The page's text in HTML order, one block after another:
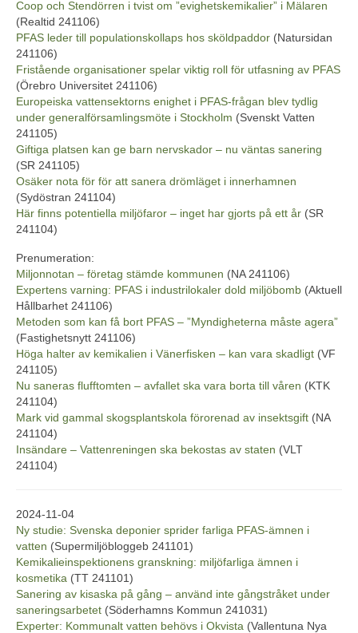
Coop och Stendörren i tvist om ”evighetskemikalier” i Mälaren
(Realtid 241106)
PFAS leder till populationskollaps hos sköldpaddor (Natursidan
241106)
Fristående organisationer spelar viktig roll för utfasning av PFAS
(Örebro Universitet 241106)
Europeiska vattensektorns enighet i PFAS-frågan blev tydlig
under generalförsamlingsmöte i Stockholm (Svenskt Vatten
241105)
Giftiga platsen kan ge barn nervskador – nu väntas sanering
(SR 241105)
Osäker nota för för att sanera drömläget i innerhamnen
(Sydöstran 241104)
Här finns potentiella miljöfaror – inget har gjorts på ett år (SR
241104)
Prenumeration:
Miljonnotan – företag stämde kommunen (NA 241106)
Expertens varning: PFAS i industrilokaler dold miljöbomb (Aktuell
Hållbarhet 241106)
Metoden som kan få bort PFAS – ”Myndigheterna måste agera”
(Fastighetsnytt 241106)
Höga halter av kemikalien i Vänerfisken – kan vara skadligt (VF
241105)
Nu saneras flufftomten – avfallet ska vara borta till våren (KTK
241104)
Mark vid gammal skogsplantskola förorenad av insektsgift (NA
241104)
Insändare – Vattenreningen ska bekostas av staten (VLT
241104)
2024-11-04
Ny studie: Svenska deponier sprider farliga PFAS-ämnen i
vatten (Supermiljöbloggeb 241101)
Kemikalieinspektionens granskning: miljöfarliga ämnen i
kosmetika (TT 241101)
Sanering av kisaska på gång – använd inte gångstråket under
saneringsarbetet (Söderhamns Kommun 241031)
Experter: Kommunalt vatten behövs i Okvista (Vallentuna Nya